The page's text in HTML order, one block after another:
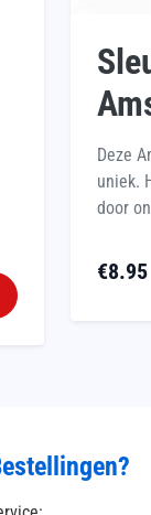
Deze
uniek.
door
€8.95